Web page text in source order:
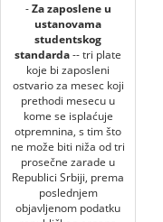
-Za zaposlene u
ustanovama
studentskog
standarda-- tri plate
koje bi zaposleni
ostvario za mesec koji
prethodi mesecu u
kome se isplaćuje
otpremnina, s tim što
ne može biti niža od tri
prosečne zarade u
Republici Srbiji, prema
poslednjem
objavljenom podatku